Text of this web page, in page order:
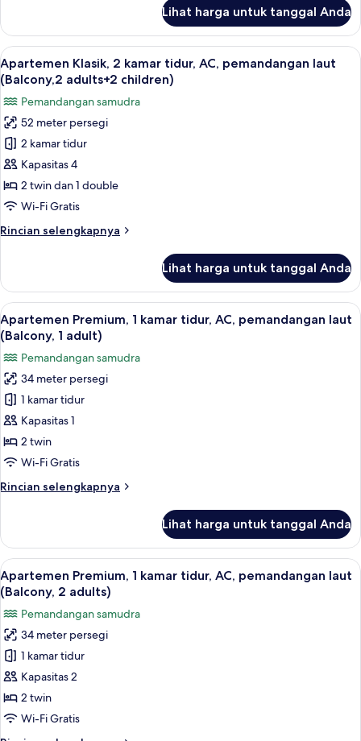
adults+1
child)
Apartemen
Klasik,
2
kamar
tidur,
AC,
pemandangan
laut
(Balcony,2
adults+1
Lihat harga untuk tanggal Anda
Lihat
semua
foto
untuk
Apartemen
Klasik,
2
kamar
tidur,
pemandangan
adults+2
children)
Brankas, Wi-Fi gratis, dan seprai linen
7
Apartemen Klasik, 2 kamar tidur, AC, pemandangan laut
(Balcony,2 adults+2 children)
Pemandangan samudra
52 meter persegi
2 kamar tidur
Kapasitas 4
2 twin dan 1 double
Wi-Fi Gratis
Rincian selengkapnya
Rincian
Apartemen
Klasik,
2
kamar
tidur,
AC,
pemandangan
laut
(Balcony,2
adults+2
Lihat harga untuk tanggal Anda
Lihat
semua
foto
untuk
Apartemen
Premium,
1
kamar
tidur,
pemandangan
adult)
Brankas, Wi-Fi gratis, dan seprai linen
12
Apartemen Premium, 1 kamar tidur, AC, pemandangan laut
(Balcony, 1 adult)
Pemandangan samudra
34 meter persegi
1 kamar tidur
Kapasitas 1
2 twin
Wi-Fi Gratis
Rincian selengkapnya
Rincian
Apartemen
Premium,
1
kamar
tidur,
AC,
pemandangan
laut
(Balcony,
Lihat harga untuk tanggal Anda
Lihat
semua
foto
untuk
Apartemen
Premium,
1
kamar
tidur,
Brankas, Wi-Fi gratis, dan seprai linen
12
Apartemen Premium, 1 kamar tidur, AC, pemandangan laut
(Balcony, 2 adults)
Pemandangan samudra
34 meter persegi
1 kamar tidur
Kapasitas 2
2 twin
Wi-Fi Gratis